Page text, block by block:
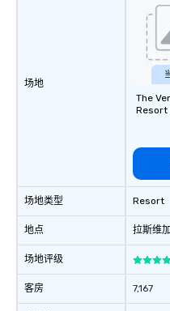
场地
场地类型
地点
场地评级
客房
The
Resort
Resort
拉斯维
7,167